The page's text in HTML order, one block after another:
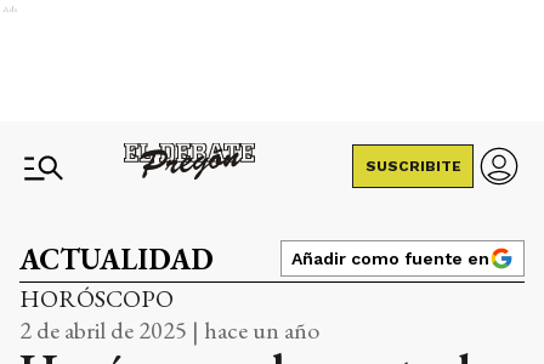
Ads
SUSCRIBITE
ACTUALIDAD Añadir como fuente en
HORÓSCOPO
2 de abril de 2025 | hace un año